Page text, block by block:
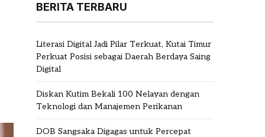
BERITA TERBARU
Literasi Digital Jadi Pilar Terkuat, Kutai Timur
Perkuat Posisi sebagai Daerah Berdaya Saing
Digital
Diskan Kutim Bekali 100 Nelayan dengan
Teknologi dan Manajemen Perikanan
DOB Sangsaka Digagas untuk Percepat